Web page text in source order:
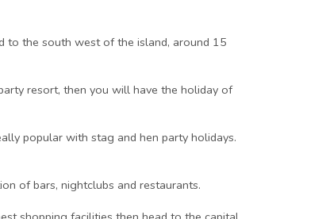
to the south west of the island, around 15
resort, then you will have the holiday of
popular with stag and hen party holidays.
of bars, nightclubs and restaurants.